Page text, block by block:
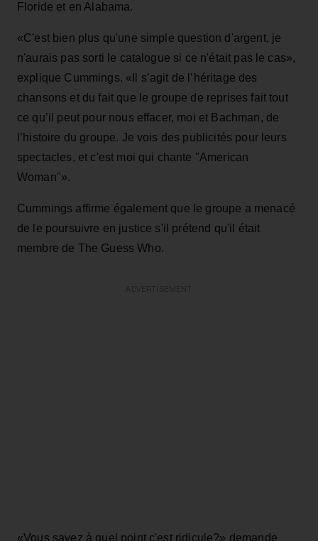
Floride et en Alabama.
«C'est bien plus qu'une simple question d'argent, je
n'aurais pas sorti le catalogue si ce n'était pas le cas»,
explique Cummings. «Il s’agit de l’héritage des
chansons et du fait que le groupe de reprises fait tout
ce qu’il peut pour nous effacer, moi et Bachman, de
l’histoire du groupe. Je vois des publicités pour leurs
spectacles, et c'est moi qui chante "American
Woman"».
Cummings affirme également que le groupe a menacé
de le poursuivre en justice s'il prétend qu'il était
membre de The Guess Who.
«Vous savez à quel point c'est ridicule?» demande